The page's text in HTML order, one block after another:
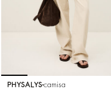
PHYSALYScamisa